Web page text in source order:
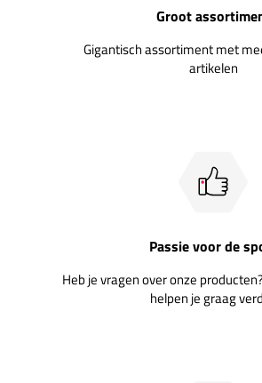
Groot
Gigantisch assortiment met
artikelen
Passie voor de
Heb je vragen over onze
helpen je graag